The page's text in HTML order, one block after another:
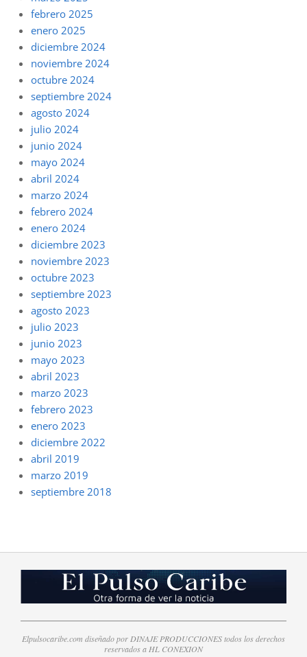
febrero 2025
enero 2025
diciembre 2024
noviembre 2024
octubre 2024
septiembre 2024
agosto 2024
julio 2024
junio 2024
mayo 2024
abril 2024
marzo 2024
febrero 2024
enero 2024
diciembre 2023
noviembre 2023
octubre 2023
septiembre 2023
agosto 2023
julio 2023
junio 2023
mayo 2023
abril 2023
marzo 2023
febrero 2023
enero 2023
diciembre 2022
abril 2019
marzo 2019
septiembre 2018
Elpulsocaribe.com diseñado por DINAJE PRODUCCIONES todos los derechos
reservados a HL CONEXION